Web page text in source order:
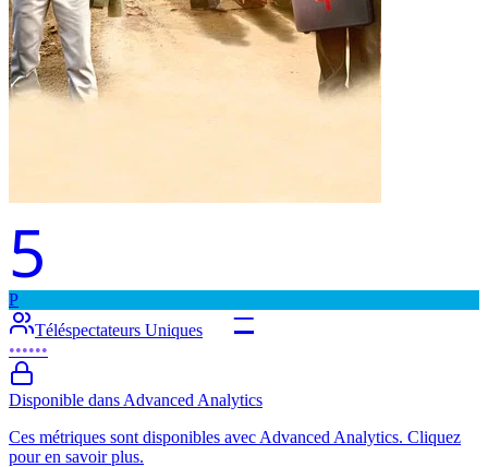
5
–
P
Téléspectateurs Uniques
••••••
Disponible dans Advanced Analytics
Ces métriques sont disponibles avec Advanced Analytics. Cliquez
pour en savoir plus.